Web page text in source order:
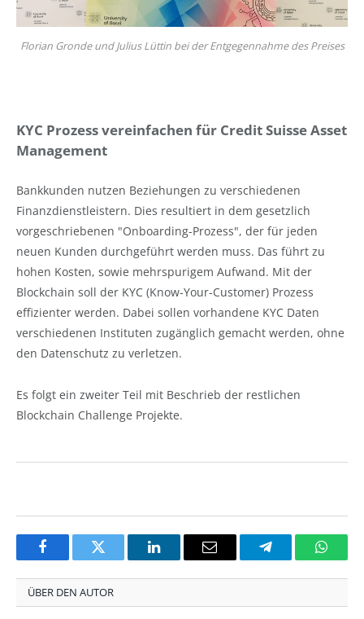
Florian Gronde und Julius Lüttin bei der Entgegennahme des Preises
KYC Prozess vereinfachen für Credit Suisse Asset
Management
Bankkunden nutzen Beziehungen zu verschiedenen
Finanzdienstleistern. Dies resultiert in dem gesetzlich
vorgeschriebenen "Onboarding-Prozess", der für jeden
neuen Kunden durchgeführt werden muss. Das führt zu
hohen Kosten, sowie mehrspurigem Aufwand. Mit der
Blockchain soll der KYC (Know-Your-Customer) Prozess
effizienter werden. Dabei sollen vorhandene KYC Daten
verschiedenen Instituten zugänglich gemacht werden, ohne
den Datenschutz zu verletzen.
Es folgt ein zweiter Teil mit Beschrieb der restlichen
Blockchain Challenge Projekte.
FacebookTwitter LinkedInEmail Telegram
ÜBER DEN AUTOR